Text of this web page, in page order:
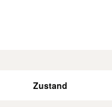
Zustand